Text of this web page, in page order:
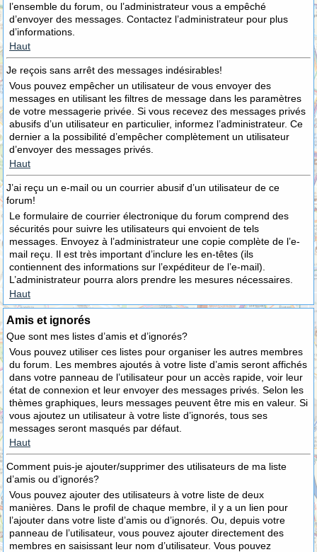
l’ensemble du forum, ou l’administrateur vous a empêché
d’envoyer des messages. Contactez l’administrateur pour plus
d’informations.
Haut
Je reçois sans arrêt des messages indésirables!
Vous pouvez empêcher un utilisateur de vous envoyer des
messages en utilisant les filtres de message dans les paramètres
de votre messagerie privée. Si vous recevez des messages privés
abusifs d’un utilisateur en particulier, informez l’administrateur. Ce
dernier a la possibilité d’empêcher complètement un utilisateur
d’envoyer des messages privés.
Haut
J’ai reçu un e-mail ou un courrier abusif d’un utilisateur de ce
forum!
Le formulaire de courrier électronique du forum comprend des
sécurités pour suivre les utilisateurs qui envoient de tels
messages. Envoyez à l’administrateur une copie complète de l’e-
mail reçu. Il est très important d’inclure les en-têtes (ils
contiennent des informations sur l’expéditeur de l’e-mail).
L’administrateur pourra alors prendre les mesures nécessaires.
Haut
Amis et ignorés
Que sont mes listes d’amis et d’ignorés?
Vous pouvez utiliser ces listes pour organiser les autres membres
du forum. Les membres ajoutés à votre liste d’amis seront affichés
dans votre panneau de l’utilisateur pour un accès rapide, voir leur
état de connexion et leur envoyer des messages privés. Selon les
thèmes graphiques, leurs messages peuvent être mis en valeur. Si
vous ajoutez un utilisateur à votre liste d’ignorés, tous ses
messages seront masqués par défaut.
Haut
Comment puis-je ajouter/supprimer des utilisateurs de ma liste
d’amis ou d’ignorés?
Vous pouvez ajouter des utilisateurs à votre liste de deux
manières. Dans le profil de chaque membre, il y a un lien pour
l’ajouter dans votre liste d’amis ou d’ignorés. Ou, depuis votre
panneau de l’utilisateur, vous pouvez ajouter directement des
membres en saisissant leur nom d’utilisateur. Vous pouvez